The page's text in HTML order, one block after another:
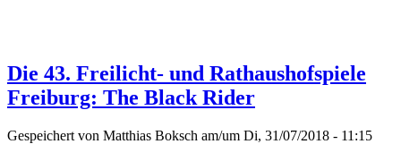
Die 43. Freilicht- und Rathaushofspiele
Freiburg: The Black Rider
Gespeichert von Matthias Boksch am/um Di, 31/07/2018 - 11:15